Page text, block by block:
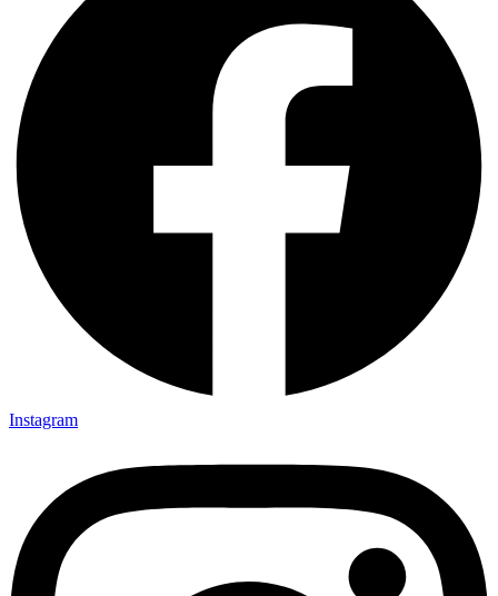
Instagram